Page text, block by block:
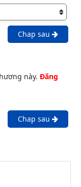
Chap sau
này. Đăng
Chap sau